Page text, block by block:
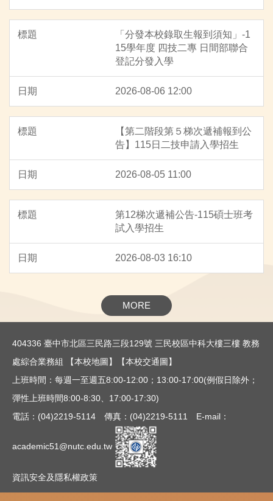
「分發本校錄取生報到須知」-1
15學年度 四技二專 日間部聯合
登記分發入學
2026-08-06 12:00
【第二階段第５梯次遞補報到公
告】115日二技申請入學招生
2026-08-05 11:00
第12梯次遞補公告-115碩士班考
試入學招生
2026-08-03 16:10
MORE
404336 臺中市北區三民路三段129號 三民校區中科大樓三樓 教務
處綜合業務組
【本校地圖】
【本校交通圖】
上班時間：每週一至週五8:00-12:00；13:00-17:00(例假日除外；
彈性上班時間8:00-8:30、17:00-17:30)
電話：(04)2219-5114 傳真：(04)2219-5111 E-mail：
academic51@nutc.edu.tw
資訊安全及隱私權政策